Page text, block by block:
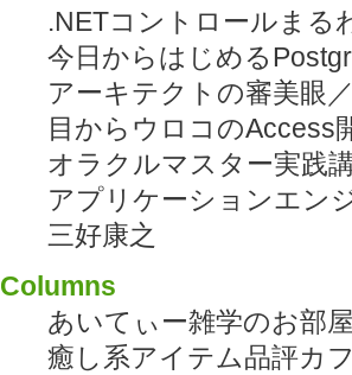
.NETコントロールまる
今日からはじめる
アーキテクトの審美眼
目からウロコのAccess
オラクルマスター実践
アプリケーションエン
三好康之
Columns
あいてぃー雑学のお部
癒し系アイテム品評カ